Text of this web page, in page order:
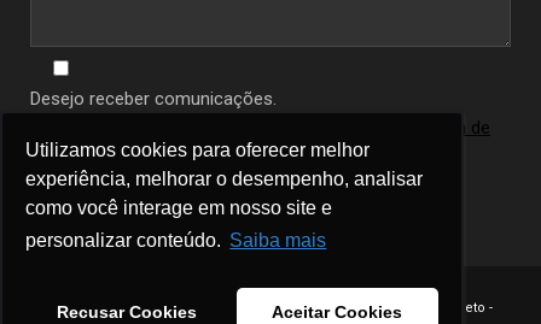
Utilizamos cookies para oferecer melhor
experiência, melhorar o desempenho, analisar
como você interage em nosso site e
personalizar conteúdo. Saiba mais
Recusar Cookies Aceitar Cookies
Utilizamos cookies para oferecer melhor
experiência, melhorar o desempenho, analisar
como você interage em nosso site e
personalizar conteúdo. Saiba mais
Recusar Cookies Aceitar Cookies
Desejo receber comunicações.
política de
privacidade .
Copyright 2023 - Célio Neto -